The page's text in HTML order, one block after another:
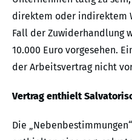
direktem oder indirektem
Fall der Zuwiderhandlung
10.000 Euro vorgesehen.
der Arbeitsvertrag nicht
Vertrag enthielt
Die